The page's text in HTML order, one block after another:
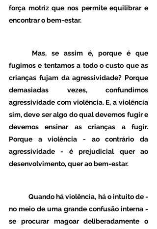
força motriz que nos permite equilibrar e
encontrar o bem-estar.
fugimos e tentamos a todo o custo que as
crianças fujam da agressividade? Porque
demasiadas vezes, confundimos
agressividade com violência. E, a violência
sim, deve ser algo do qual devemos fugir e
devemos ensinar as crianças a fugir.
Porque a violência - ao contrário da
agressividade - é prejudicial quer ao
desenvolvimento, quer ao bem-estar.
no meio de uma grande confusão interna -
se procurar magoar deliberadamente o